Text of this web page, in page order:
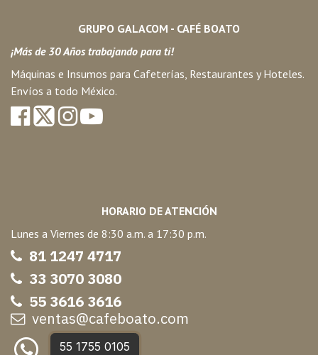
GRUPO GALACOM - CAFÉ BOATO
¡Más de 30 Años trabajando para ti!
Máquinas e Insumos para Cafeterías, Restaurantes y Hoteles.
Envíos a todo México.
HORARIO DE ATENCIÓN
Lunes a Viernes de 8:30 a.m. a 17:30 p.m.
81 1247 4717
33 3070 3080
55 3616 3616
ventas@cafeboato.com
55 1755 0105